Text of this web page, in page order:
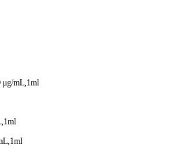
mL,1ml